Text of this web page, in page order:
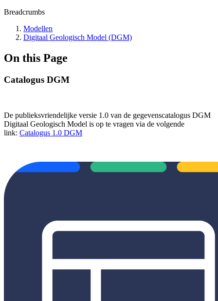
Breadcrumbs
Modellen
Digitaal Geologisch Model (DGM)
On this Page
Catalogus DGM
De publieksvriendelijke versie 1.0 van de gegevenscatalogus DGM
Digitaal Geologisch Model is op te vragen via de volgende
link: Catalogus 1.0 DGM